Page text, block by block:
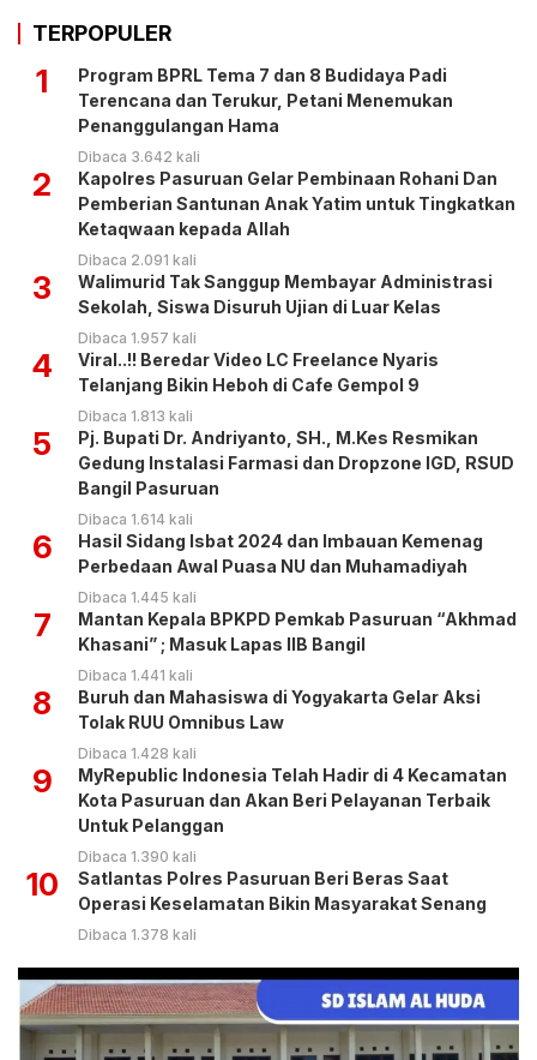
TERPOPULER
1
Program BPRL Tema 7 dan 8 Budidaya Padi
Terencana dan Terukur, Petani Menemukan
Penanggulangan Hama
Dibaca 3.642 kali
2
Kapolres Pasuruan Gelar Pembinaan Rohani Dan
Pemberian Santunan Anak Yatim untuk Tingkatkan
Ketaqwaan kepada Allah
Dibaca 2.091 kali
3
Walimurid Tak Sanggup Membayar Administrasi
Sekolah, Siswa Disuruh Ujian di Luar Kelas
Dibaca 1.957 kali
4
Viral..!! Beredar Video LC Freelance Nyaris
Telanjang Bikin Heboh di Cafe Gempol 9
Dibaca 1.813 kali
5
Pj. Bupati Dr. Andriyanto, SH., M.Kes Resmikan
Gedung Instalasi Farmasi dan Dropzone IGD, RSUD
Bangil Pasuruan
Dibaca 1.614 kali
6
Hasil Sidang Isbat 2024 dan Imbauan Kemenag
Perbedaan Awal Puasa NU dan Muhamadiyah
Dibaca 1.445 kali
7
Mantan Kepala BPKPD Pemkab Pasuruan “Akhmad
Khasani” ; Masuk Lapas IIB Bangil
Dibaca 1.441 kali
8
Buruh dan Mahasiswa di Yogyakarta Gelar Aksi
Tolak RUU Omnibus Law
Dibaca 1.428 kali
9
MyRepublic Indonesia Telah Hadir di 4 Kecamatan
Kota Pasuruan dan Akan Beri Pelayanan Terbaik
Untuk Pelanggan
Dibaca 1.390 kali
10
Satlantas Polres Pasuruan Beri Beras Saat
Operasi Keselamatan Bikin Masyarakat Senang
Dibaca 1.378 kali